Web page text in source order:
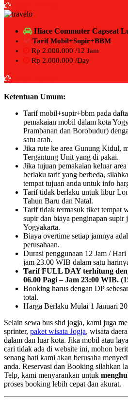
Hiace Commuter Capseat
Tarif Mobil+Supir+BBM
Rp 2.000.000 /12 Jam
Rp 2.000.000 /Day
Ketentuan Umum:
Tarif mobil+supir+bbm pada
pemakaian mobil dalam kota
Prambanan dan Borobudur)
satu arah.
Jika rute ke area Gunung Kidul,
Tergantung Unit yang di pakai.
Jika tujuan pemakaian keluar
berlaku tarif yang berbeda,
tempat tujuan anda untuk info
Tarif tidak berlaku untuk libur
Tahun Baru dan Natal.
Tarif tidak termasuk tiket tempat
supir dan biaya penginapan
Yogyakarta.
Biaya overtime setiap jamnya
perusahaan.
Durasi penggunaan 12 Jam /
jam 23.00 WIB dalam satu
Tarif FULL DAY terhitung
06.00 Pagi – Jam 23:00 WIB.
Booking harus dengan DP
total.
Harga Berlaku Mulai 1 Januari
Selain sewa bus shd jogja, kami juga
sprinter, paket wisata Jogja, wisata
dalam dan luar kota. Jika mobil atau
cari tidak ada di website ini, mohon
senang hati kami akan berusaha
anda. Reservasi dan Booking silahkan
Telp, kami menyarankan untuk
proses booking lebih cepat dan akurat.